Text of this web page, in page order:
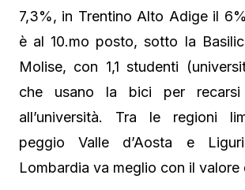
7,3%, in Trentino Alto Adige il
è al 10.mo posto, sotto la
Molise, con 1,1 studenti
che usano la bici per
all’università. Tra le regioni
peggio Valle d’Aosta e
Lombardia va meglio con il valore